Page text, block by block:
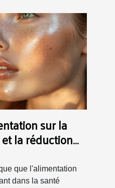
sur la
la réduction
que l'alimentation
dans la santé